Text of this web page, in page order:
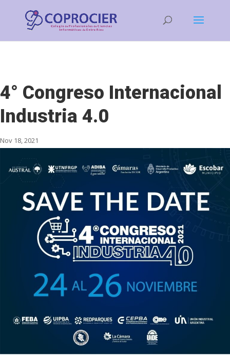
4° Congreso Internacional
Industria 4.0
Nov 18, 2021